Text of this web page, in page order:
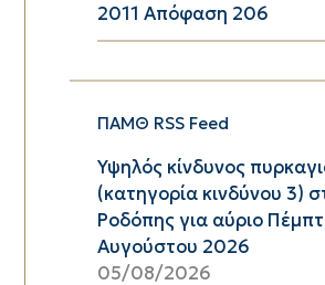
2011 Απόφαση 206
ΠΑΜΘ RSS Feed
Υψηλός κίνδυνος
(κατηγορία κινδύνου 3)
Ροδόπης για αύριο
Αυγούστου 2026
05/08/2026